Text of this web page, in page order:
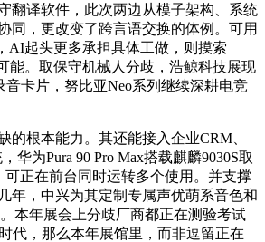
翻译软件，此次两边从模子架构、系统
同，更改变了跨言语交换的体例。可用
AI起头更多承担具体工做，则摸索
能。取保守机械人分歧，浩鲸科技展现
音卡片，努比亚Neo系列继续深耕电竞
根本能力。其还能接入企业CRM、
华为Pura 90 Pro Max搭载麒麟9030S取
可正在前台同时运转多个使用。并支撑
年，中兴为其定制专属声优萌系音色和
本年展会上分歧厂商都正在测验考试
代，那么本年展馆里，而非逗留正在